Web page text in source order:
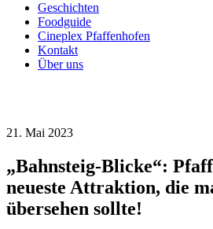
Geschichten
Foodguide
Cineplex Pfaffenhofen
Kontakt
Über uns
21. Mai 2023
„Bahnsteig-Blicke“:
neueste Attraktion, die
übersehen sollte!